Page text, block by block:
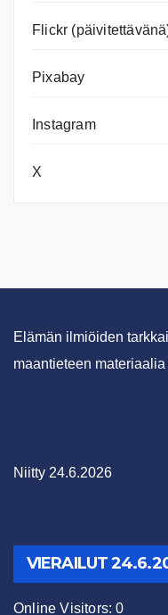
Flickr
Pixabay
Instagram
X
Elämän ilmiöiden
maantieteen materiaalia
Niitty 24.6.2026
VIERAILUT
Online Visitors:0